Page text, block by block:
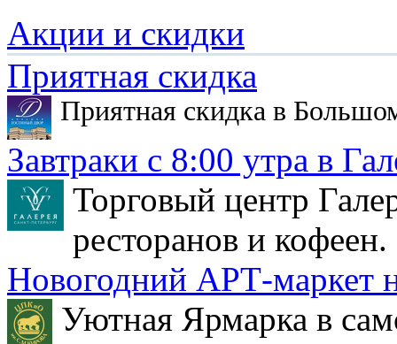
Акции и скидки
Приятная скидка
Приятная скидка в
Завтраки с 8:00 утра в
Торговый центр
ресторанов и кофеен.
Новогодний АРТ-маркет
Уютная Ярмарка в